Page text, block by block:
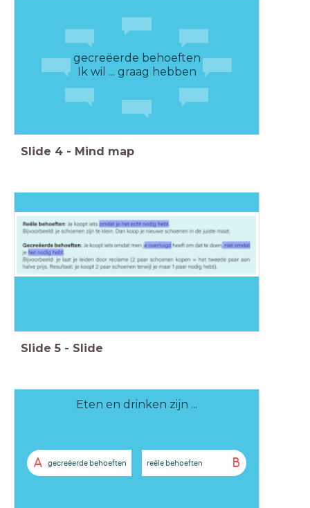
gecreëerde behoeften
Ik wil ... graag hebben
Slide 4 - Mind map
Slide 5 - Slide
Eten en drinken zijn ...
A gecreëerde behoeften B
reële behoeften